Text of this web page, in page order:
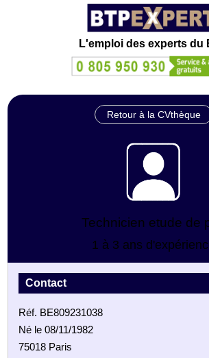
L'emploi des experts du
Retour à la CVthèque
Technicien etude de
1 à 3 ans
Contact
Réf. BE809231038
Né le 08/11/1982
75018 Paris